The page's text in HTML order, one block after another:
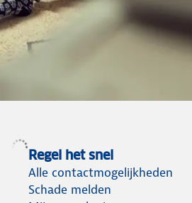
woonverzekeringen
Wat is het verschil tussen een
opstalverzekering? Wanneer sluit je
En is jouw smartphone ook
Regel het snel
Alle contactmogelijkheden
Schade melden